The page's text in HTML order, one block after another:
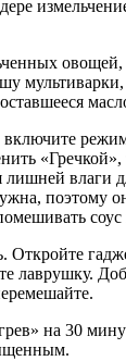
овощей,
включите
«Гречкой»,
лишней влаги
поэтому
Откройте
лаврушку.
на 30